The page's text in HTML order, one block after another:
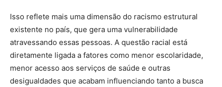
Isso reflete mais uma dimensão do racismo estrutural
existente no país, que gera uma vulnerabilidade
atravessando essas pessoas. A questão racial está
diretamente ligada a fatores como menor escolaridade,
menor acesso aos serviços de saúde e outras
desigualdades que acabam influenciando tanto a busca